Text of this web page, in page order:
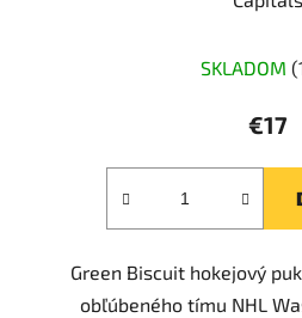
SKLADOM
€17
Green Biscuit hokejový
obľúbeného tímu NHL